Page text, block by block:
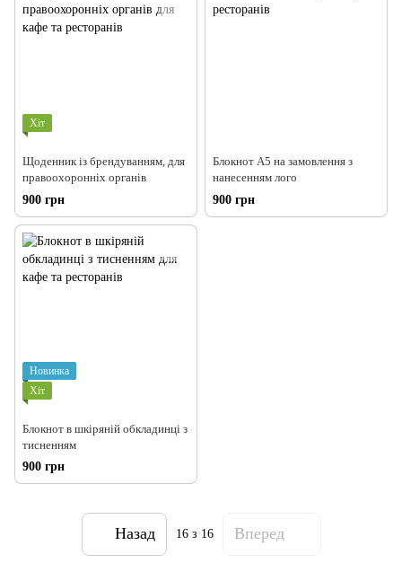
Хіт
Щоденник із брендуванням, для
правоохоронніх органів
900 грн
Блокнот А5 на замовлення з
нанесенням лого
900 грн
Новинка
Хіт
Блокнот в шкіряній обкладинці з
тисненням
900 грн
Назад 16з 16 Вперед